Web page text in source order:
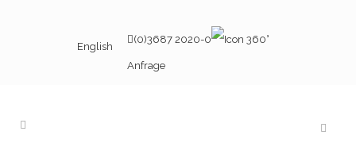
English
(0)3687 2020-0
Anfrage